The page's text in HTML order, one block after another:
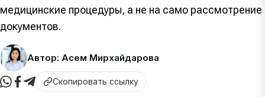
медицинские процедуры, а не на само рассмотрение
документов.
Автор: Асем Мирхайдарова
Скопировать ссылку